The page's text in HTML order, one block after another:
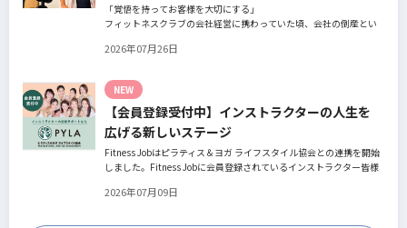
立～
「覚悟を持ってお客様を大切にする」
フィットネスクラブの会社経営に携わっていた頃、会社の倒産とい
たパーソナルジム「ファントレイン」代表近藤健祐さんにインタビ
フィットネスクラブのキャンペーンや違約金制度はお客様を大切に
する仕組みだろうか！？資金が底をつく恐怖と闘いながらもお客様
との絆を築き上げた秘訣とは？
2026年07月26日
NEW
【会員登録受付中】インストラクターの人生を
広げる新しいステージ
Fitness Jobはピラティス＆ヨガ ライフスタイル協会との連携を開始
しました。Fitness Jobに会員登録されているインストラクター皆様
していきます。
2026年07月09日